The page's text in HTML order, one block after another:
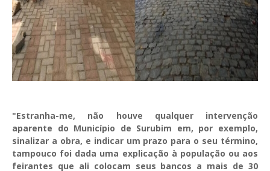
"Estranha-me, não houve qualquer intervenção
aparente do Município de Surubim em, por exemplo,
sinalizar a obra, e indicar um prazo para o seu término,
tampouco foi dada uma explicação à população ou aos
feirantes que ali colocam seus bancos a mais de 30